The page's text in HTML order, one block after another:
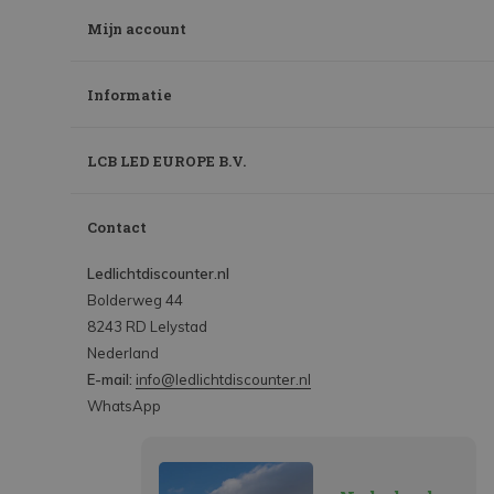
Mijn account
Informatie
LCB LED EUROPE B.V.
Contact
Ledlichtdiscounter.nl
Bolderweg 44
8243 RD Lelystad
Nederland
E-mail: info@ledlichtdiscounter.nl
WhatsApp